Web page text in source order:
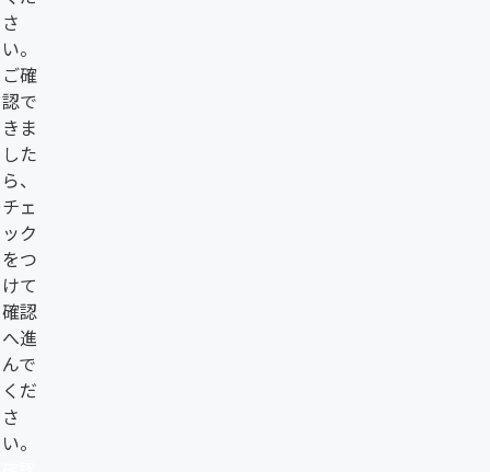
さ
い。
ご確
認で
きま
した
ら、
チェ
ック
をつ
けて
確認
へ進
んで
くだ
さ
い。